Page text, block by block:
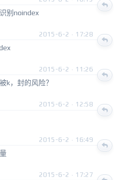
别noindex
2015-6-2 · 17:28
2015-6-2 · 11:26
k，封的风险？
2015-6-2 · 12:58
2015-6-2 · 16:49
2015-6-2 · 17:27